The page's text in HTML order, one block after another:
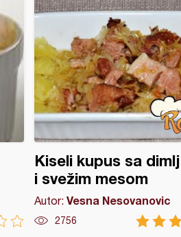
Kiseli kupus sa
i svežim mesom
Autor: Vesna Nesovanovic
2756